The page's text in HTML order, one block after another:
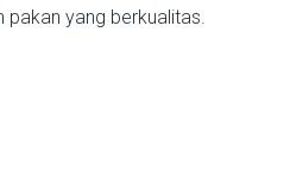
pakan yang berkualitas.